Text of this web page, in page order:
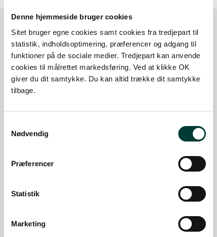
Denne hjemmeside bruger cookies
Sitet bruger egne cookies samt cookies fra tredjepart til
statistik, indholdsoptimering, præferencer og adgang til
funktioner på de sociale medier. Tredjepart kan anvende
cookies til målrettet markedsføring. Ved at klikke OK
giver du dit samtykke. Du kan altid trække dit samtykke
tilbage.
Nødvendig
Præferencer
Statistik
Marketing
Sådan kommer du dertil
Parkering
Parkeringsplads v. Dæmningsmindetårnet,
Parkeringsplads